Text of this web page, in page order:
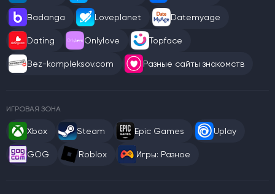
Badanga Loveplanet Datemyage
Dating Onlylove Topface
Bez-kompleksov.com Разные сайты знакомств
ИГРОВАЯ ЗОНА
Xbox Steam Epic Games Uplay
GOG Roblox Игры: Разное